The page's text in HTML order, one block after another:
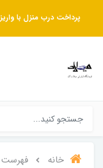
پرداخت درب منزل با
خانه